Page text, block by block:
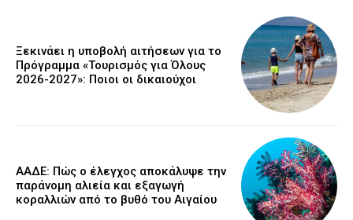
Ξεκινάει η υποβολή αιτήσεων για το
Πρόγραμμα «Τουρισμός για Όλους
2026-2027»: Ποιοι οι δικαιούχοι
ΑΑΔΕ: Πώς ο έλεγχος αποκάλυψε την
παράνομη αλιεία και εξαγωγή
κοραλλιών από το βυθό του Αιγαίου